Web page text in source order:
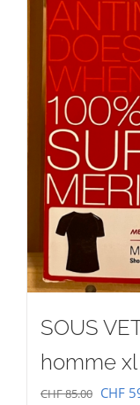
SOUS
homme
CHF85.00 Le
CHF